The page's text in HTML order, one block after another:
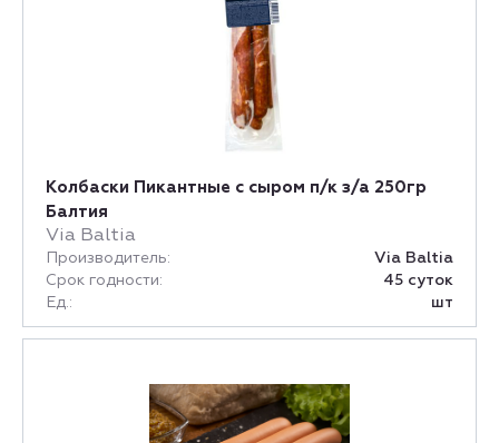
Колбаски Пикантные с сыром п/к з/а 250гр
Балтия
Via Baltia
Производитель:
Via Baltia
Срок годности:
45 суток
Ед.:
шт